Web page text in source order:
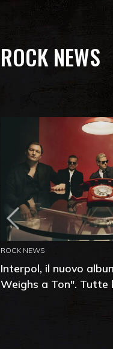
ROCK NEWS
ROCK NEWS
Interpol, il nuovo
Weighs a Ton". Tutte